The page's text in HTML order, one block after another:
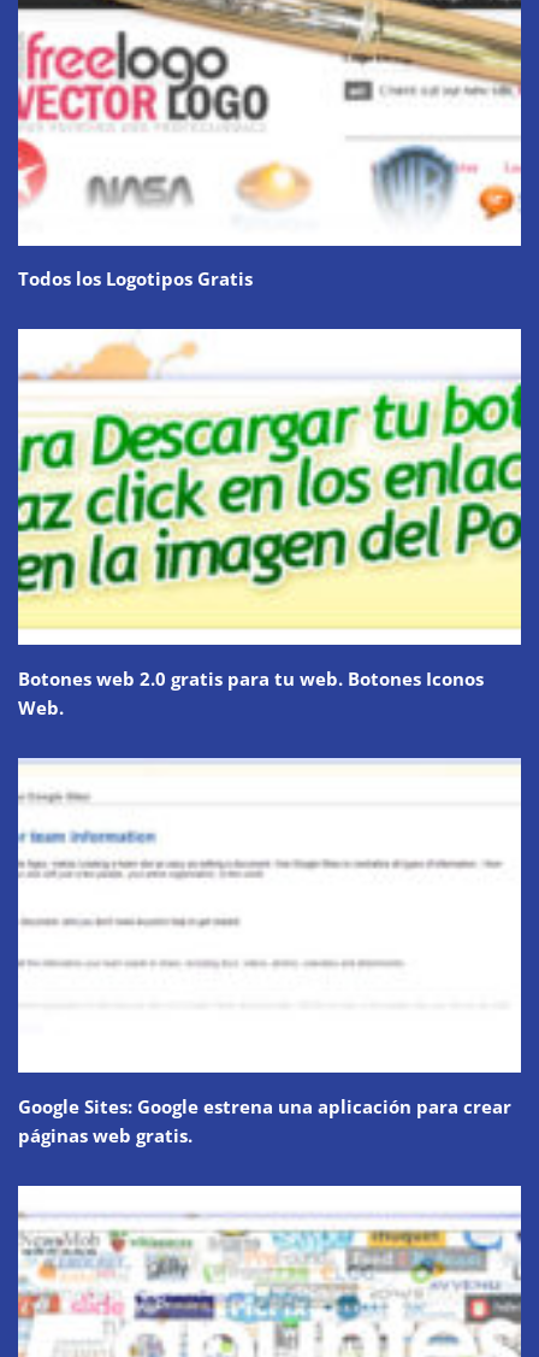
Todos los Logotipos Gratis
Botones web 2.0 gratis para tu web. Botones Iconos
Web.
Google Sites: Google estrena una aplicación para crear
páginas web gratis.